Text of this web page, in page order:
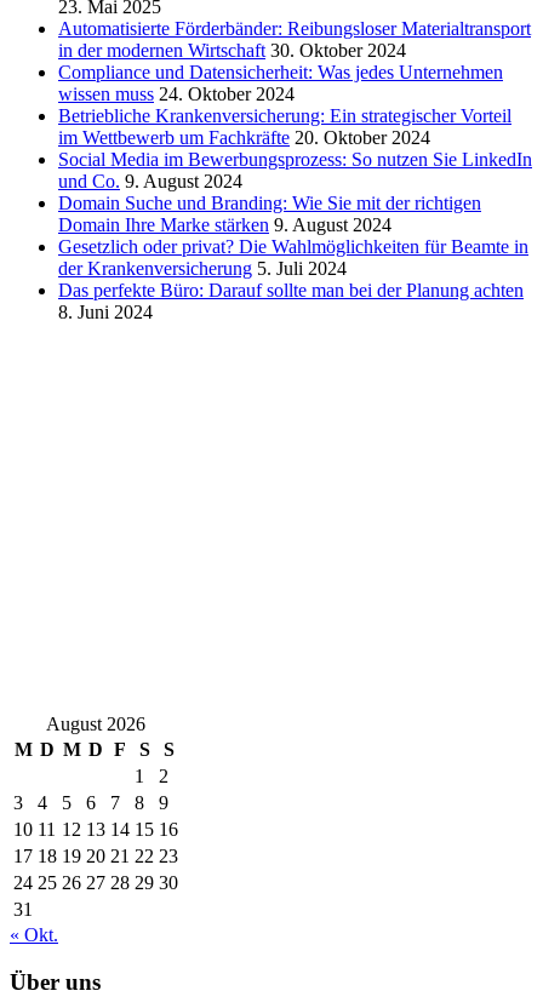
23. Mai 2025
Automatisierte Förderbänder: Reibungsloser Materialtransport
in der modernen Wirtschaft 30. Oktober 2024
Compliance und Datensicherheit: Was jedes Unternehmen
wissen muss 24. Oktober 2024
Betriebliche Krankenversicherung: Ein strategischer Vorteil
im Wettbewerb um Fachkräfte 20. Oktober 2024
Social Media im Bewerbungsprozess: So nutzen Sie LinkedIn
und Co. 9. August 2024
Domain Suche und Branding: Wie Sie mit der richtigen
Domain Ihre Marke stärken 9. August 2024
Gesetzlich oder privat? Die Wahlmöglichkeiten für Beamte in
der Krankenversicherung 5. Juli 2024
Das perfekte Büro: Darauf sollte man bei der Planung achten
8. Juni 2024
August 2026
M D M D F S
S
1
2
3
4 5 6 7 8
9
10 11 12 13 14 15 16
17 18 19 20 21 22 23
24 25 26 27 28 29 30
31
« Okt.
Über uns